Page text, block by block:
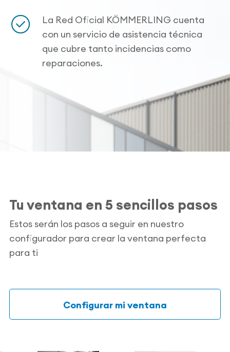
La Red Oficial KÖMMERLING cuenta
con un servicio de asistencia técnica
que cubre tanto incidencias como
reparaciones.
Tu ventana en 5 sencillos pasos
Estos serán los pasos a seguir en nuestro
configurador para crear la ventana perfecta
para ti
Configurar mi ventana